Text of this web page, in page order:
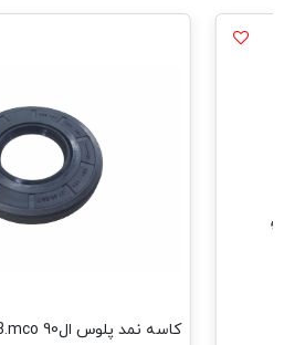
کاسه نمد پلوس ال90 B.mco